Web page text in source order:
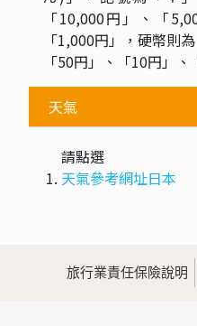
「10,000円」、「
「1,000円」，硬幣則
「50円」、「10円」
天氣
請點選
天氣參考網址日本
旅行業責任保險說明